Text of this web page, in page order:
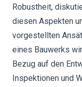
Robustheit,
diesen Aspekten
vorgestellten
eines Bauwerks
Bezug auf den
Inspektionen und